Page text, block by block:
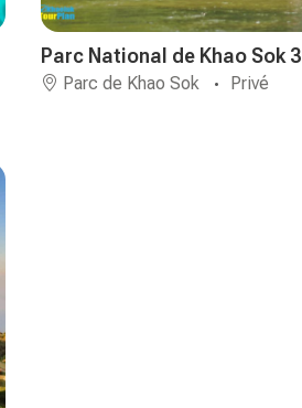
Parc National de Khao Sok
Parc de Khao Sok Privé